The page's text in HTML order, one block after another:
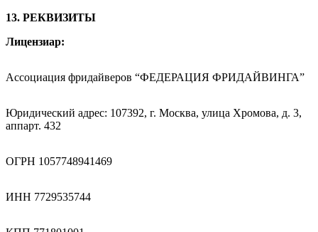
13. РЕКВИЗИТЫ
Лицензиар:
Ассоциация фридайверов “ФЕДЕРАЦИЯ ФРИДАЙВИНГА”
Юридический адрес: 107392, г. Москва, улица Хромова, д. 3,
аппарт. 432
ОГРН 1057748941469
ИНН 7729535744